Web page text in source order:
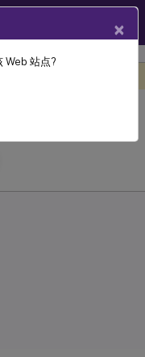
使用预准备映
×
Web 站点?